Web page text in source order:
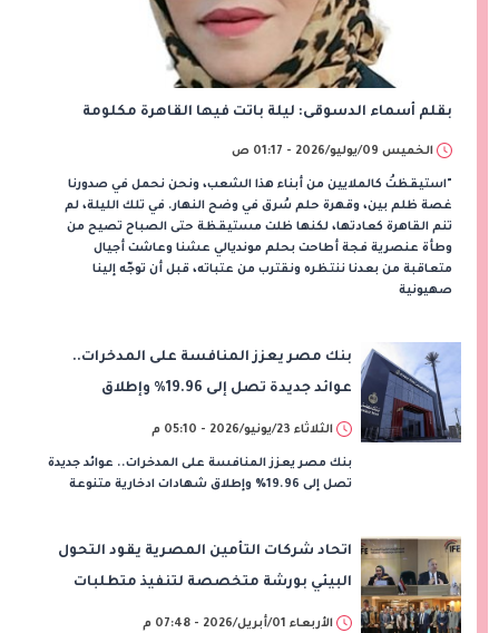
بقلم أسماء الدسوقى:​ ليلة باتت فيها القاهرة مكلومة
الخميس 09/يوليو/2026 - 01:17 ص
​"استيقظتُ كالملايين من أبناء هذا الشعب، ونحن نحمل في صدورنا
غصة ظلم بين، وقهرة حلم سُرق في وضح النهار. في تلك الليلة، لم
تنم القاهرة كعادتها، لكنها ظلت مستيقظة حتى الصباح تصيح من
وطأة عنصرية فجة أطاحت بحلم مونديالي عشنا وعاشت أجيال
متعاقبة من بعدنا ننتظره ونقترب من عتباته، قبل أن توجّه إلينا
صهيونية
بنك مصر يعزز المنافسة على المدخرات..
عوائد جديدة تصل إلى 19.96% وإطلاق
شهادات ادخارية متنوعة
الثلاثاء 23/يونيو/2026 - 05:10 م
بنك مصر يعزز المنافسة على المدخرات.. عوائد جديدة
تصل إلى 19.96% وإطلاق شهادات ادخارية متنوعة
اتحاد شركات التأمين المصرية يقود التحول
البيئي بورشة متخصصة لتنفيذ متطلبات
الإفصاح الكربوني
الأربعاء 01/أبريل/2026 - 07:48 م